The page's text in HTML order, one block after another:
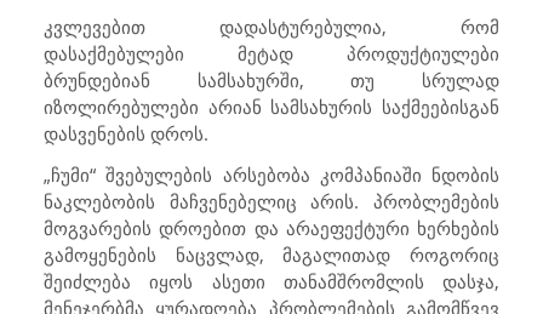
კვლევებით დადასტურებულია, რომ
დასაქმებულები მეტად პროდუქტიულები
ბრუნდებიან სამსახურში, თუ სრულად
იზოლირებულები არიან სამსახურის საქმეებისგან
დასვენების დროს.
„ჩუმი“ შვებულების არსებობა კომპანიაში ნდობის
ნაკლებობის მაჩვენებელიც არის. პრობლემების
მოგვარების დროებით და არაეფექტური ხერხების
გამოყენების ნაცვლად, მაგალითად როგორიც
შეიძლება იყოს ასეთი თანამშრომლის დასჯა,
მენეჯერბმა ყურადღება პრობლემების გამომწვევ